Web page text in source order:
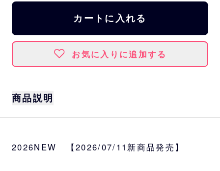
カートに入れる
お気に入りに追加する
商品説明
推し選手のぬいぐるみにかぶらせて、ぬい活
2026NEW 【2026/07/11新商品発売】